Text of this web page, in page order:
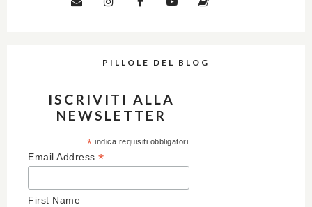
PILLOLE DEL BLOG
ISCRIVITI ALLA
NEWSLETTER
* indica requisiti obbligatori
Email Address *
First Name